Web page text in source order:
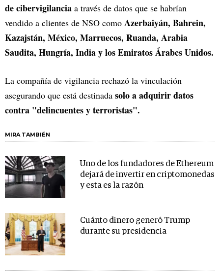
de cibervigilancia a través de datos que se habrían
vendido a clientes de NSO como Azerbaiyán, Bahrein,
Kazajstán, México, Marruecos, Ruanda, Arabia
Saudita, Hungría, India y los Emiratos Árabes Unidos.
La compañía de vigilancia rechazó la vinculación
asegurando que está destinada solo a adquirir datos
contra "delincuentes y terroristas".
MIRA TAMBIÉN
Uno de los fundadores de Ethereum
dejará de invertir en criptomonedas
y esta es la razón
Cuánto dinero generó Trump
durante su presidencia